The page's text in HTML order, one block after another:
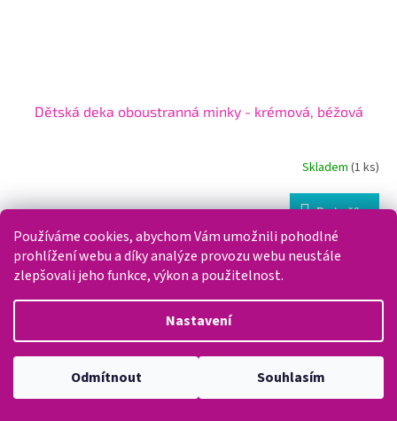
Používáme cookies, abychom Vám umožnili pohodlné
prohlížení webu a díky analýze provozu webu neustále
zlepšovali jeho funkce, výkon a použitelnost.
Nastavení
Odmítnout Souhlasím
Dětská deka oboustranná minky - krémová, béžová
Skladem (1 ks)
Do košíku
Měkoučká oboustranná deka pro miminko o rozměru 75×95 cm. Z
jedné strany...
Kód:MK 637770